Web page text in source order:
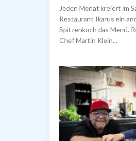
Jeden Monat kreiert im
Restaurant Ikarus ein
Spitzenkoch das Menü.
Chef Martin Klein...